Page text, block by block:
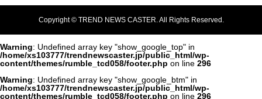
Copyright ©TREND NEWS CASTER. All Rights Reserved.
Warning: Undefined array key "show_google_top" in
/home/xs103777/trendnewscaster.jp/public_html/wp-
content/themes/rumble_tcd058/footer.php on line 296
Warning: Undefined array key "show_google_btm" in
/home/xs103777/trendnewscaster.jp/public_html/wp-
content/themes/rumble_tcd058/footer.php on line 296